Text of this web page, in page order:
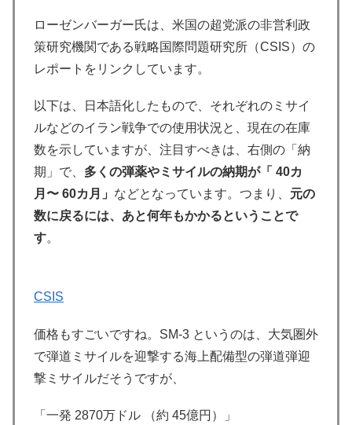
ローゼンバーガー氏は、米国の超党派の非営利政
策研究機関である戦略国際​​問題研究所（CSIS）の
レポートをリンクしています。
以下は、日本語化したもので、それぞれのミサイ
ルなどのイラン戦争での使用状況と、現在の在庫
数を示していますが、注目すべきは、右側の「納
期」で、 多くの弾薬やミサイルの納期が「 40カ
月〜 60カ月」 などとなっています。つまり、 元の
数に戻るには、あと何年もかかるということで
す。
CSIS
価格もすごいですね。SM-3 というのは、大気圏外
で弾道ミサイルを迎撃する海上配備型の弾道弾迎
撃ミサイルだそうですが、
「一発 2870万ドル （約 45億円）」